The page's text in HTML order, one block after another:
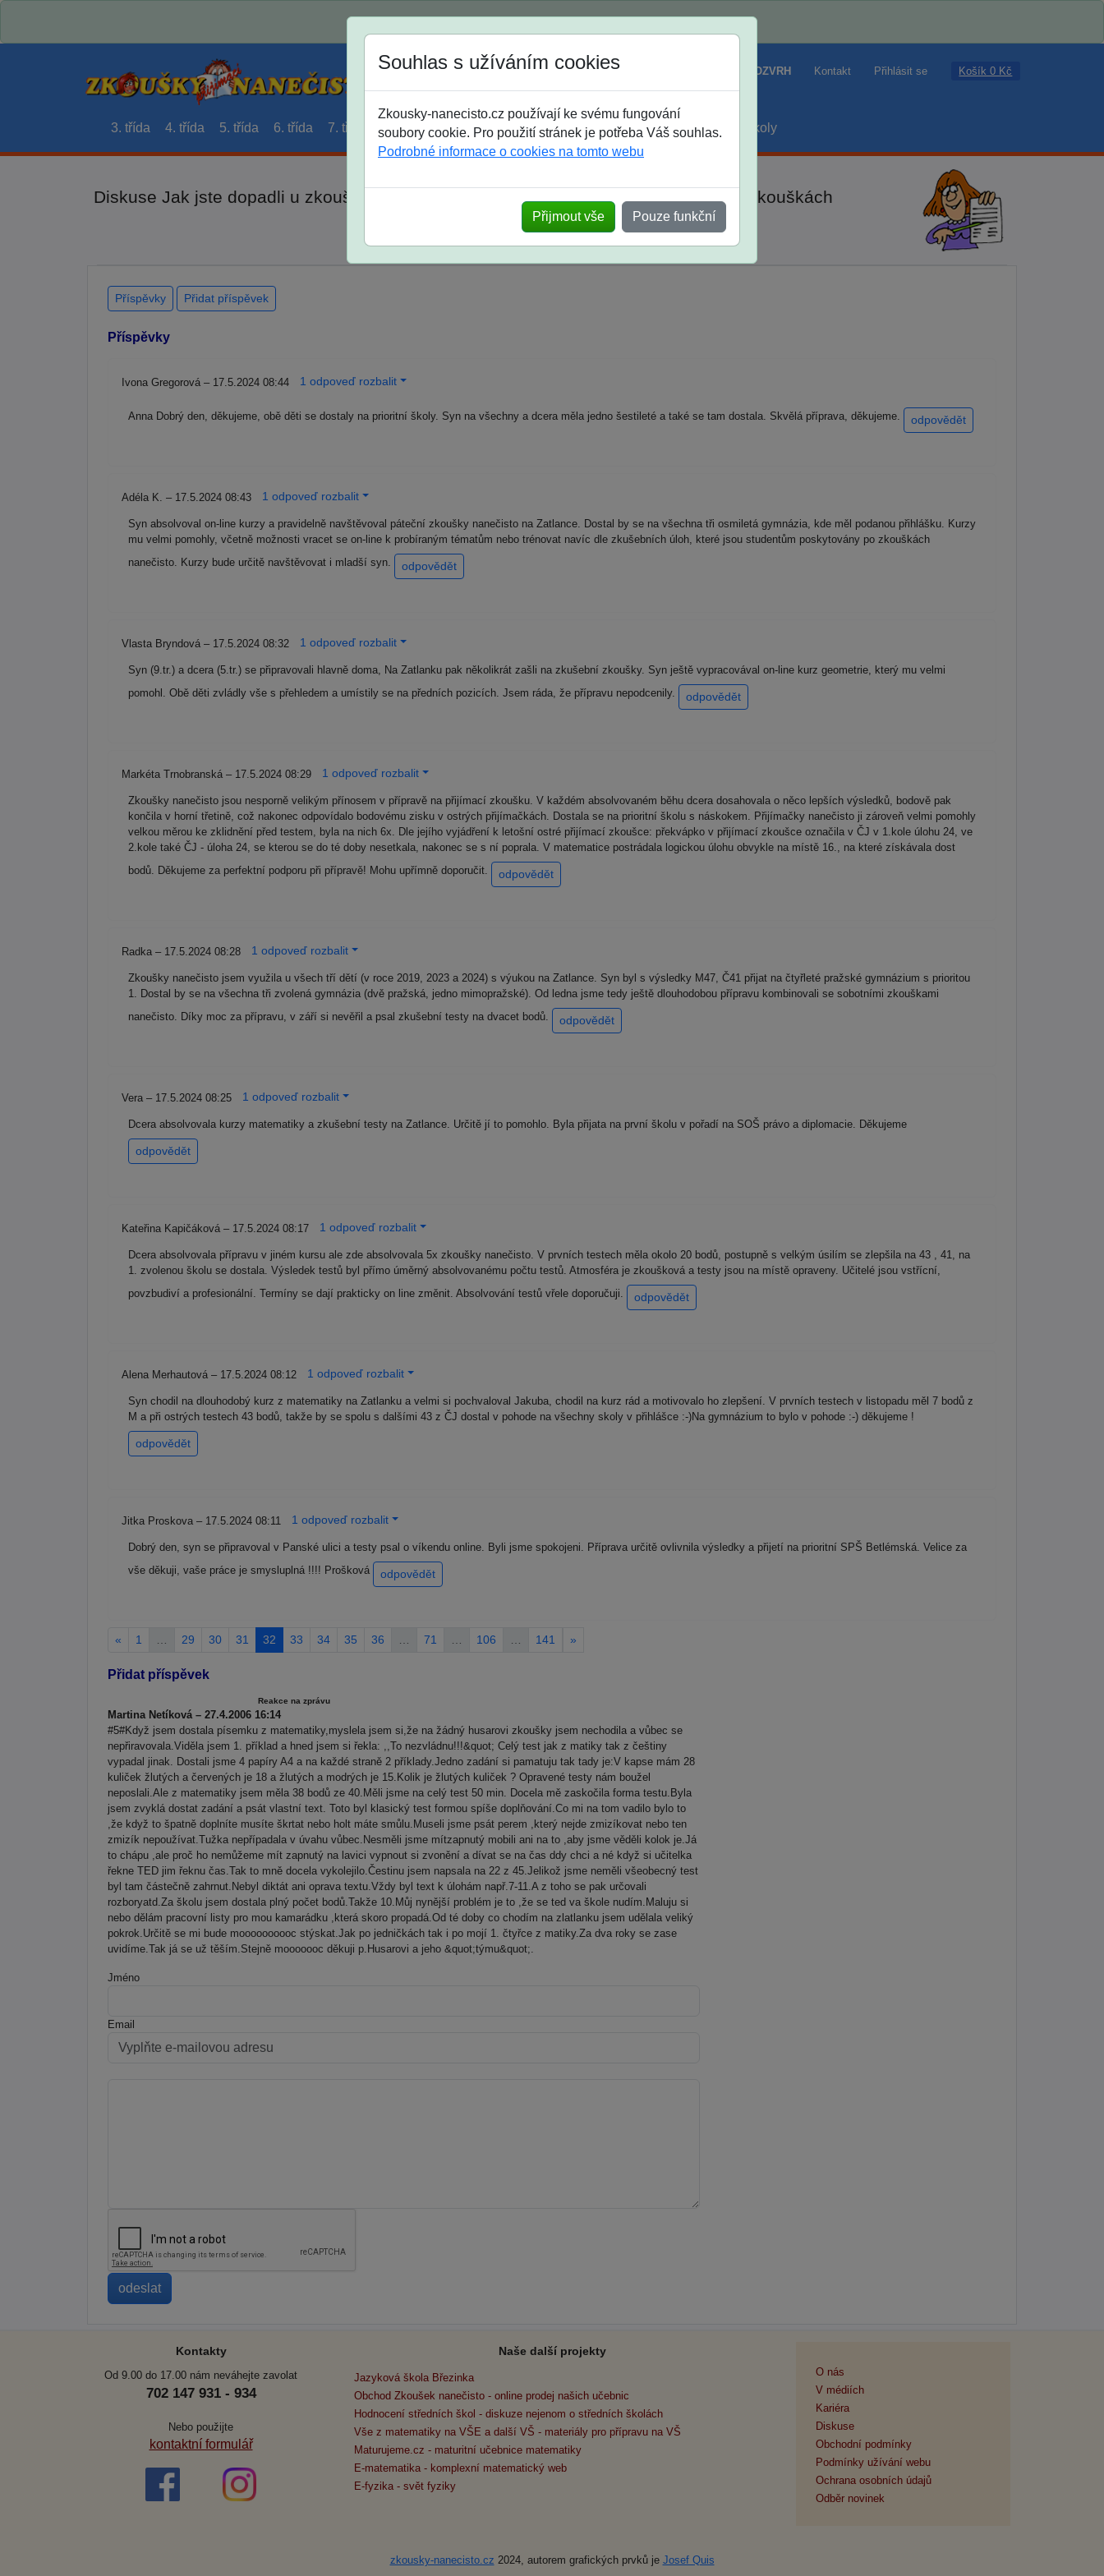
Jak si vybrat ROZVRH Kontakt Přihlásit se Košík 0 Kč
3. třída 4. třída 5. třída 6. třída 7. třída 8. třída 9. třída střední maturanti soutěže prázdniny školy
Diskuse Jak jste dopadli u zkoušek na SŠ? Vaše ohlasy po skutečných přijímacích zkouškách
Souhlas s užíváním cookies
Zkousky-nanecisto.cz používají ke svému fungování
soubory cookie. Pro použití stránek je potřeba Váš souhlas.
Podrobné informace o cookies na tomto webu
Přijmout vše Pouze funkční
Příspěvky Přidat příspěvek
Příspěvky
Ivona Gregorová – 17.5.2024 08:44 1 odpoveď rozbalit
Anna Dobrý den, děkujeme, obě děti se dostaly na prioritní školy. Syn na všechny a dcera měla jedno šestileté a také se tam dostala. Skvělá příprava, děkujeme. odpovědět
Adéla K. – 17.5.2024 08:43 1 odpoveď rozbalit
Syn absolvoval on-line kurzy a pravidelně navštěvoval páteční zkoušky nanečisto na Zatlance. Dostal by se na všechna tři osmiletá gymnázia, kde měl podanou přihlášku. Kurzy
mu velmi pomohly, včetně možnosti vracet se on-line k probíraným tématům nebo trénovat navíc dle zkušebních úloh, které jsou studentům poskytovány po zkouškách
nanečisto. Kurzy bude určitě navštěvovat i mladší syn.
odpovědět
Vlasta Bryndová – 17.5.2024 08:32 1 odpoveď rozbalit
Syn (9.tr.) a dcera (5.tr.) se připravovali hlavně doma, Na Zatlanku pak několikrát zašli na zkušební zkoušky. Syn ještě vypracovával on-line kurz geometrie, který mu velmi
pomohl. Obě děti zvládly vše s přehledem a umístily se na předních pozicích. Jsem ráda, že přípravu nepodcenily.
odpovědět
Markéta Trnobranská – 17.5.2024 08:29 1 odpoveď rozbalit
Zkoušky nanečisto jsou nesporně velikým přínosem v přípravě na přijímací zkoušku. V každém absolvovaném běhu dcera dosahovala o něco lepších výsledků, bodově pak
končila v horní třetině, což nakonec odpovídalo bodovému zisku v ostrých přijímačkách. Dostala se na prioritní školu s náskokem. Přijímačky nanečisto ji zároveň velmi pomohly
velkou měrou ke zklidnění před testem, byla na nich 6x. Dle jejího vyjádření k letošní ostré přijímací zkoušce: překvápko v přijímací zkoušce označila v ČJ v 1.kole úlohu 24, ve
2.kole také ČJ - úloha 24, se kterou se do té doby nesetkala, nakonec se s ní poprala. V matematice postrádala logickou úlohu obvykle na místě 16., na které získávala dost
bodů. Děkujeme za perfektní podporu při přípravě! Mohu upřímně doporučit.
odpovědět
Radka – 17.5.2024 08:28 1 odpoveď rozbalit
Zkoušky nanečisto jsem využila u všech tří dětí (v roce 2019, 2023 a 2024) s výukou na Zatlance. Syn byl s výsledky M47, Č41 přijat na čtyřleté pražské gymnázium s prioritou
1. Dostal by se na všechna tři zvolená gymnázia (dvě pražská, jedno mimopražské). Od ledna jsme tedy ještě dlouhodobou přípravu kombinovali se sobotními zkouškami
nanečisto. Díky moc za přípravu, v září si nevěřil a psal zkušební testy na dvacet bodů.
odpovědět
Vera – 17.5.2024 08:25 1 odpoveď rozbalit
Dcera absolvovala kurzy matematiky a zkušební testy na Zatlance. Určitě jí to pomohlo. Byla přijata na první školu v pořadí na SOŠ právo a diplomacie. Děkujeme
odpovědět
Kateřina Kapičáková – 17.5.2024 08:17 1 odpoveď rozbalit
Dcera absolvovala přípravu v jiném kursu ale zde absolvovala 5x zkoušky nanečisto. V prvních testech měla okolo 20 bodů, postupně s velkým úsilím se zlepšila na 43 , 41, na
1. zvolenou školu se dostala. Výsledek testů byl přímo úměrný absolvovanému počtu testů. Atmosféra je zkoušková a testy jsou na místě opraveny. Učitelé jsou vstřícní,
povzbudiví a profesionální. Termíny se dají prakticky on line změnit. Absolvování testů vřele doporučuji.
odpovědět
Alena Merhautová – 17.5.2024 08:12 1 odpoveď rozbalit
Syn chodil na dlouhodobý kurz z matematiky na Zatlanku a velmi si pochvaloval Jakuba, chodil na kurz rád a motivovalo ho zlepšení. V prvních testech v listopadu měl 7 bodů z
M a při ostrých testech 43 bodů, takže by se spolu s dalšími 43 z ČJ dostal v pohode na všechny skoly v přihlášce :-)Na gymnázium to bylo v pohode :-) děkujeme !
odpovědět
Jitka Proskova – 17.5.2024 08:11 1 odpoveď rozbalit
Dobrý den, syn se připravoval v Panské ulici a testy psal o víkendu online. Byli jsme spokojeni. Příprava určitě ovlivnila výsledky a přijetí na prioritní SPŠ Betlémská. Velice za
vše děkuji, vaše práce je smysluplná !!!! Prošková
odpovědět
« 1 29 30 31 32 33 34 35 36 71 106 141 »
Přidat příspěvek
Reakce na zprávu
Martina Netíková – 27.4.2006 16:14
#5#Když jsem dostala písemku z matematiky,myslela jsem si,že na žádný husarovi zkoušky jsem nechodila a vůbec se
nepřiravovala.Viděla jsem 1. příklad a hned jsem si řekla: ,,To nezvládnu!!!&quot; Celý test jak z matiky tak z češtiny
vypadal jinak. Dostali jsme 4 papíry A4 a na každé straně 2 příklady.Jedno zadání si pamatuju tak tady je:V kapse mám 28
kuliček žlutých a červených je 18 a žlutých a modrých je 15.Kolik je žlutých kuliček ? Opravené testy nám boužel
neposlali.Ale z matematiky jsem měla 38 bodů ze 40.Měli jsme na celý test 50 min. Docela mě zaskočila forma testu.Byla
jsem zvyklá dostat zadání a psát vlastní text. Toto byl klasický test formou spíše doplňování.Co mi na tom vadilo bylo to
,že když to špatně doplníte musíte škrtat nebo holt máte smůlu.Museli jsme psát perem ,který nejde zmizíkovat nebo ten
zmizík nepoužívat.Tužka nepřípadala v úvahu vůbec.Nesměli jsme mítzapnutý mobili ani na to ,aby jsme věděli kolok je.Já
to chápu ,ale proč ho nemůžeme mít zapnutý na lavici vypnout si zvonění a dívat se na čas ddy chci a né když si učitelka
řekne TED jim řeknu čas.Tak to mně docela vykolejilo.Čestinu jsem napsala na 22 z 45.Jelikož jsme neměli všeobecný test
byl tam částečně zahrnut.Nebyl diktát ani oprava textu.Vždy byl text k úlohám např.7-11.A z toho se pak určovali
rozboryatd.Za školu jsem dostala plný počet bodů.Takže 10.Můj nynější problém je to ,že se ted va škole nudím.Maluju si
nebo dělám pracovní listy pro mou kamarádku ,která skoro propadá.Od té doby co chodím na zlatlanku jsem udělala veliký
pokrok.Určitě se mi bude moooooooooc stýskat.Jak po jedničkách tak i po mojí 1. čtyřce z matiky.Za dva roky se zase
uvidíme.Tak já se už těším.Stejně mooooooc děkuji p.Husarovi a jeho &quot;týmu&quot;.
Jméno
Email
Kontakty
Od 9.00 do 17.00 nám neváhejte zavolat
702 147 931 - 934
Nebo použijte
kontaktní formulář
Naše další projekty
Jazyková škola Březinka
Obchod Zkoušek nanečisto - online prodej našich učebnic
Hodnocení středních škol - diskuze nejenom o středních školách
Vše z matematiky na VŠE a další VŠ - materiály pro přípravu na VŠ
Maturujeme.cz - maturitní učebnice matematiky
E-matematika - komplexní matematický web
E-fyzika - svět fyziky
O nás
V médiích
Kariéra
Diskuse
Obchodní podmínky
Podmínky užívání webu
Ochrana osobních údajů
Odběr novinek
zkousky-nanecisto.cz 2024, autorem grafických prvků je Josef Quis